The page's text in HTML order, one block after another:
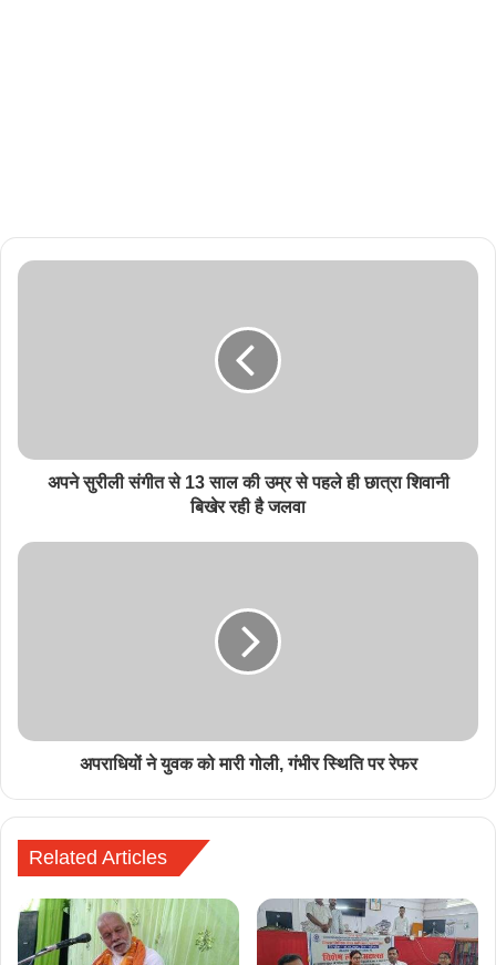
अपने सुरीली संगीत से 13 साल की उम्र से पहले ही छात्रा शिवानी
बिखेर रही है जलवा
अपराधियों ने युवक को मारी गोली, गंभीर स्थिति पर रेफर
Related Articles